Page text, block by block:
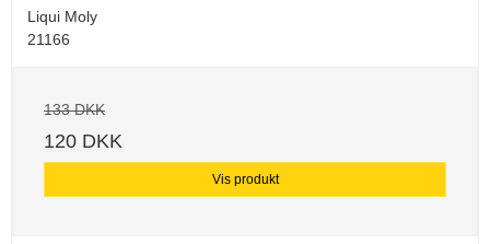
Liqui Moly
21166
133 DKK
120 DKK
Vis produkt